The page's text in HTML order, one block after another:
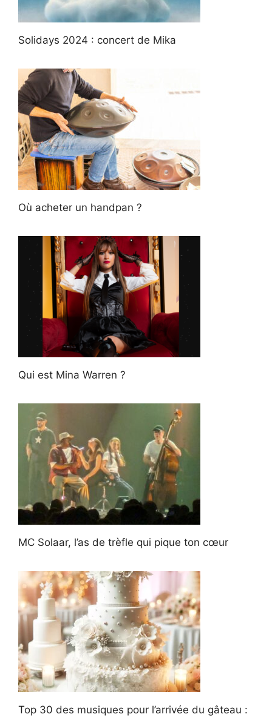
Solidays 2024 : concert de Mika
Où acheter un handpan ?
Qui est Mina Warren ?
MC Solaar, l’as de trèfle qui pique ton cœur
Top 30 des musiques pour l’arrivée du gâteau :